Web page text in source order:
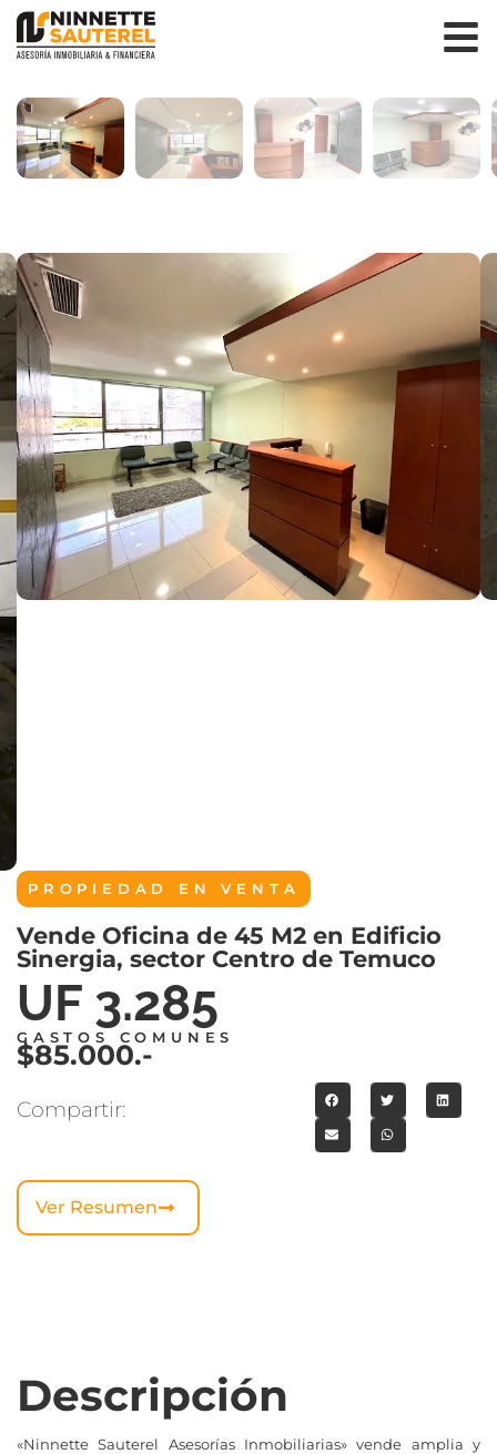
PROPIEDAD ENVENTA
Vende Oficina de 45 M2 en Edificio
Sinergia, sector Centro de Temuco
UF 3.285
GASTOS COMUNES
$85.000.-
Compartir:
Ver Resumen
Descripción
«Ninnette Sauterel Asesorías Inmobiliarias» vende amplia y